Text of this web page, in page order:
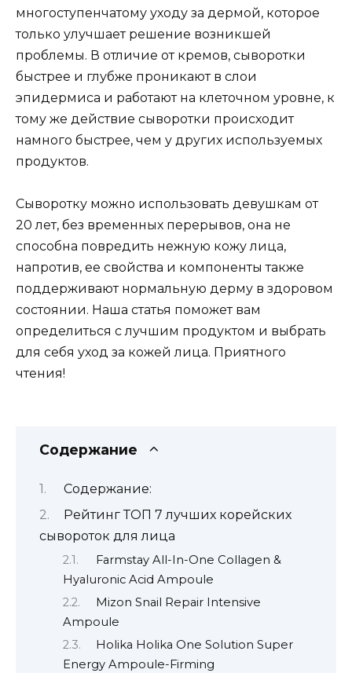
многоступенчатому уходу за дермой, которое
только улучшает решение возникшей
проблемы. В отличие от кремов, сыворотки
быстрее и глубже проникают в слои
эпидермиса и работают на клеточном уровне, к
тому же действие сыворотки происходит
намного быстрее, чем у других используемых
продуктов.
Сыворотку можно использовать девушкам от
20 лет, без временных перерывов, она не
способна повредить нежную кожу лица,
напротив, ее свойства и компоненты также
поддерживают нормальную дерму в здоровом
состоянии. Наша статья поможет вам
определиться с лучшим продуктом и выбрать
для себя уход за кожей лица. Приятного
чтения!
Содержание
Содержание:
Рейтинг ТОП 7 лучших корейских
сывороток для лица
Farmstay All-In-One Collagen &
Hyaluronic Acid Ampoule
Mizon Snail Repair Intensive
Ampoule
Holika Holika One Solution Super
Energy Ampoule-Firming